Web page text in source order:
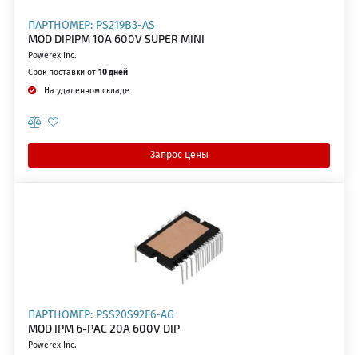
ПАРТНОМЕР: PS219B3-AS
MOD DIPIPM 10A 600V SUPER MINI
Powerex Inc.
Срок поставки от 10 дней
На удаленном складе
Запрос цены
ПАРТНОМЕР: PSS20S92F6-AG
MOD IPM 6-PAC 20A 600V DIP
Powerex Inc.